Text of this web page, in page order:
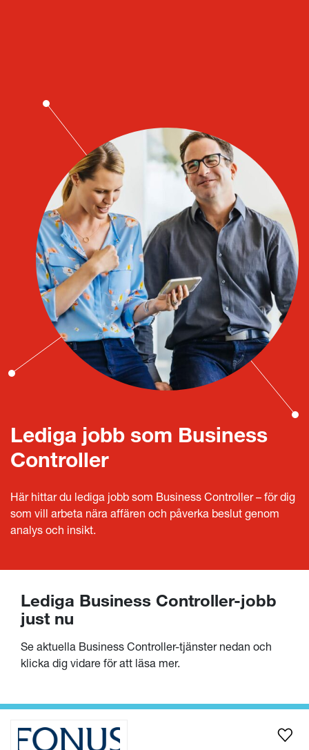
Lediga jobb som Business
Controller
Här hittar du lediga jobb som Business Controller – för dig
som vill arbeta nära affären och påverka beslut genom
analys och insikt.
Lediga Business Controller-jobb
just nu
Se aktuella Business Controller-tjänster nedan och
klicka dig vidare för att läsa mer.